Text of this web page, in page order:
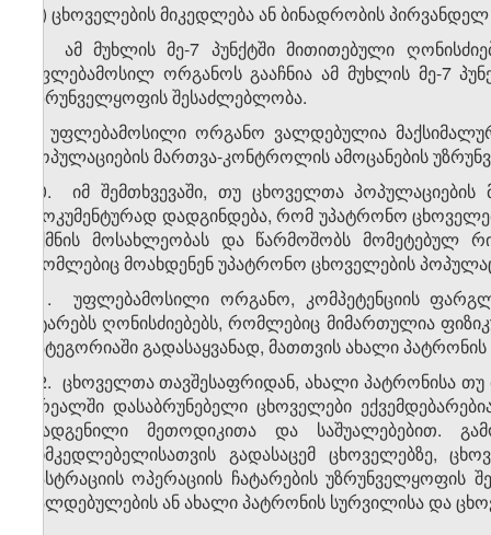
თ) ცხოველების მიკედლება ან ბინადრობის
8. ამ მუხლის მე-7 პუნქტში მითითებული
უფლებამოსილ ორგანოს გააჩნია ამ მუხლის მე-7
უზრუნველყოფის შესაძლებლობა.
9. უფლებამოსილი ორგანო ვალდებულია
პოპულაციების მართვა-კონტროლის ამოცანების
10. იმ შემთხვევაში, თუ ცხოველთა პოპულაციების
დოკუმენტურად დადგინდება, რომ უპატრონო
უქმნის მოსახლეობას და წარმოშობს
რომლებიც მოახდენენ უპატრონო ცხოველების
11. უფლებამოსილი ორგანო, კომპეტენციის
ატარებს ღონისძიებებს, რომლებიც მიმართულია
კატეგორიაში გადასაყვანად, მათთვის ახალი
12. ცხოველთა თავშესაფრიდან, ახალი პატრონისა
არეალში დასაბრუნებელი ცხოველები
დადგენილი მეთოდიკითა და საშუალებებით.
მიმკედლებელისათვის გადასაცემ ცხოველებზე,
კასტრაციის ოპერაციის ჩატარების
ვალდებულების ან ახალი პატრონის სურვილისა და